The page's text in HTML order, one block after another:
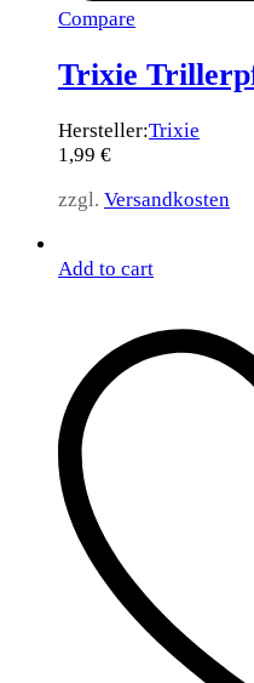
Compare
Trixie
Hersteller:Trixie
1,99 €
zzgl. Versandkosten
Add to cart